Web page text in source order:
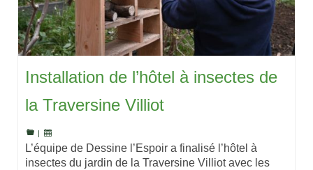
Installation de l’hôtel à insectes de
la Traversine Villiot
|
L’équipe de Dessine l’Espoir a finalisé l’hôtel à
insectes du jardin de la Traversine Villiot avec les